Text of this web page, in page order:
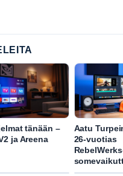
tänään –
ja Areena
Aatu
26-vuotias